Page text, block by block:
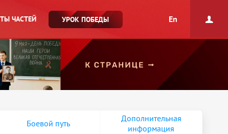
ЧАСТЕЙ УРОК ПОБЕДЫ En
Боевой путь
Дополнительная
информация